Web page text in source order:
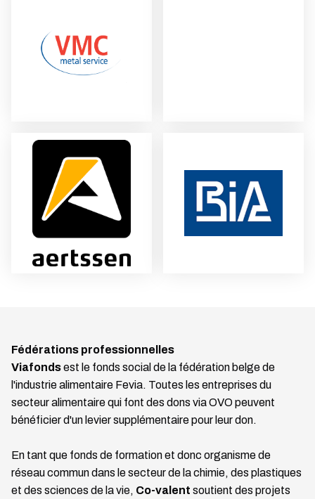
Fédérations professionnelles
Viafondsest le fonds social de la fédération belge de
l'industrie alimentaire Fevia. Toutes les entreprises du
secteur alimentaire qui font des dons via OVO peuvent
bénéficier d'un levier supplémentaire pour leur don.
En tant que fonds de formation et donc organisme de
réseau commun dans le secteur de la chimie, des plastiques
et des sciences de la vie, Co-valent soutient des projets